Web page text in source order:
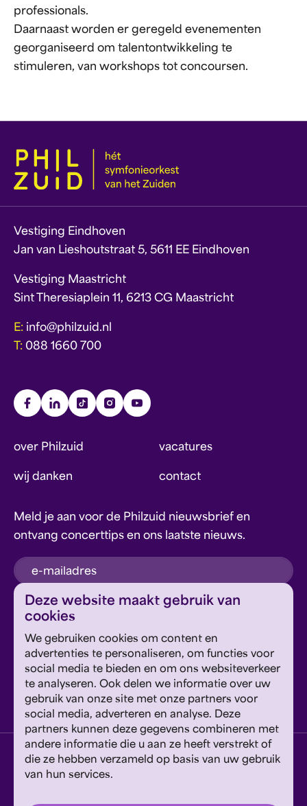
Deze website maakt gebruik van
cookies
We gebruiken cookies om content en
advertenties te personaliseren, om functies voor
social media te bieden en om ons websiteverkeer
te analyseren. Ook delen we informatie over uw
gebruik van onze site met onze partners voor
social media, adverteren en analyse. Deze
partners kunnen deze gegevens combineren met
andere informatie die u aan ze heeft verstrekt of
die ze hebben verzameld op basis van uw gebruik
van hun services.
professionals.
Daarnaast worden er geregeld evenementen
georganiseerd om talentontwikkeling te
stimuleren, van workshops tot concoursen.
Vestiging Eindhoven
Jan van Lieshoutstraat 5, 5611 EE Eindhoven
Vestiging Maastricht
Sint Theresiaplein 11, 6213 CG Maastricht
E: info@philzuid.nl
T: 088 1660 700
over Philzuid vacatures
wij danken contact
Meld je aan voor de Philzuid nieuwsbrief en
ontvang concerttips en ons laatste nieuws.
inschrijven
Google's Privacyverklaring en Servicevoorwaarden
van toepassing.
Geef om Philzuid en steun ons!
steun ons
privacyverklaring disclaimer cookies wijzigen
website door exitable